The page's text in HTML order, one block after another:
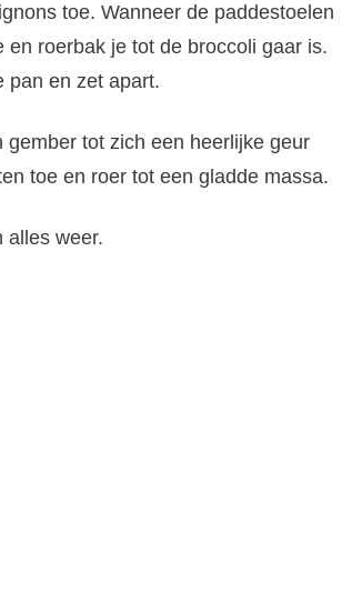
toe. Wanneer de paddestoelen
roerbak je tot de broccoli gaar is.
pan en zet apart.
tot zich een heerlijke geur
toe en roer tot een gladde massa.
alles weer.